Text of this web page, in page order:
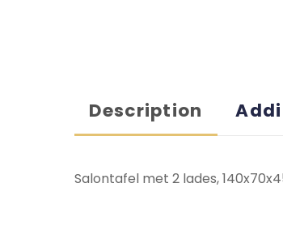
Description
Salontafel met 2 lades,